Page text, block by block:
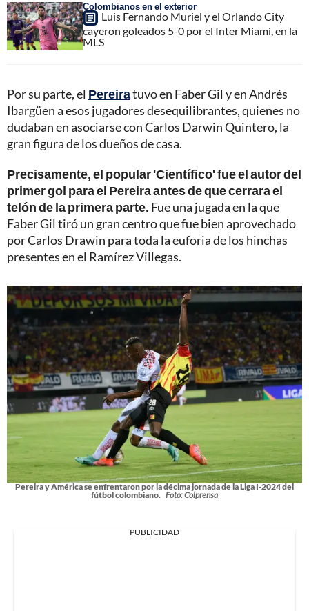
Colombianos en el exterior
Luis Fernando Muriel y el Orlando City
cayeron goleados 5-0 por el Inter Miami, en la
MLS
Por su parte, el Pereiratuvo en Faber Gil y en Andrés
Ibargüen a esos jugadores desequilibrantes, quienes no
dudaban en asociarse con Carlos Darwin Quintero, la
gran figura de los dueños de casa.
Precisamente, el popular 'Científico' fue el autor del
primer gol para el Pereira antes de que cerrara el
telón de la primera parte. Fue una jugada en la que
Faber Gil tiró un gran centro que fue bien aprovechado
por Carlos Drawin para toda la euforia de los hinchas
presentes en el Ramírez Villegas.
Pereira y América se enfrentaron por la décima jornada de la Liga I-2024 del
fútbol colombiano. Foto: Colprensa
PUBLICIDAD